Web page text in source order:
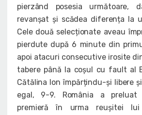
pierzând posesia următoare,
revanșat și scădea diferența la
Cele două selecționate aveau
pierdute după 6 minute din
apoi atacuri consecutive irosite
tabere până la coșul cu fault al
Cătălina Ion împărțindu-și libere
egal, 9-9. România a preluat
premieră în urma reușitei